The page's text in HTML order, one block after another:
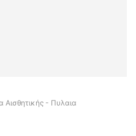
Αισθητικής - Πυλαια